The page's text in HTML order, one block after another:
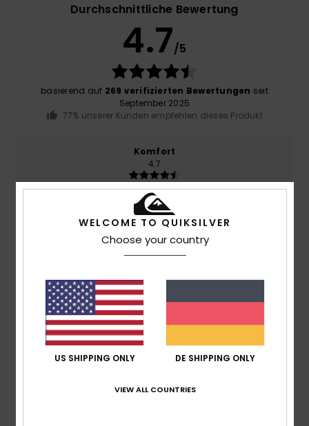
Durchschnittliche Bewertung
4.7/5
basierend auf 269 verifizierten Bewertungen seit
September 2025
77% unserer Kunden empfehlen dieses Produkt
Komfort
4.7
Preis-Leistungs-Verhältnis
4.6
Zu klein Zu groß
Farbe
WELCOME TO QUIKSILVER
Choose your country
US SHIPPING ONLY DE SHIPPING ONLY
VIEW ALL COUNTRIES